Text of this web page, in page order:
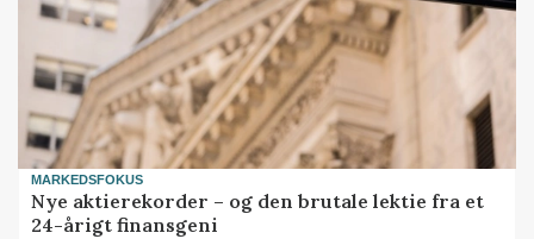
MARKEDSFOKUS
Nye aktierekorder – og den brutale lektie fra et
24-årigt finansgeni